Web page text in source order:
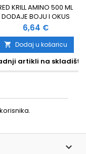
KRILL AMINO 500 ML
DODAJE BOJU I OKUS
SAVRŠEN IZBOR ZA
DODAVANJE U SVIM
MIKSEVIMA I PELETAMA
POJAČAN SWIM STIM
ATRAKTANTIMA
Cijena
6,64 €
 Dodaj u košaricu
artikli na skladištu
